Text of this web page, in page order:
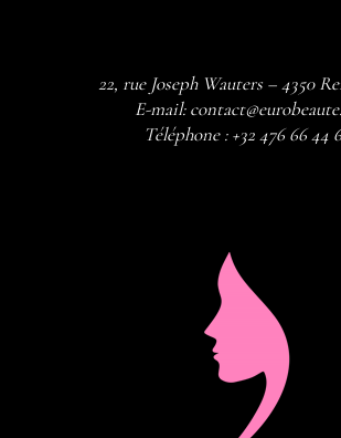
22, rue Joseph Wauters – 4350
E-mail:
Téléphone :+32 476 66 44